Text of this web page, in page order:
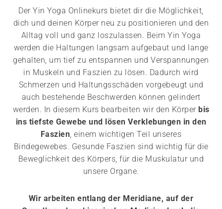
Der Yin Yoga Onlinekurs bietet dir die Möglichkeit,
dich und deinen Körper neu zu positionieren und den
Alltag voll und ganz loszulassen. Beim Yin Yoga
werden die Haltungen langsam aufgebaut und lange
gehalten, um tief zu entspannen und Verspannungen
in Muskeln und Faszien zu lösen. Dadurch wird
Schmerzen und Haltungsschäden vorgebeugt und
auch bestehende Beschwerden können gelindert
werden. In diesem Kurs bearbeiten wir den Körper bis
ins tiefste Gewebe und lösen Verklebungen in den
Faszien, einem wichtigen Teil unseres
Bindegewebes. Gesunde Faszien sind wichtig für die
Beweglichkeit des Körpers, für die Muskulatur und
unsere Organe.
Wir arbeiten entlang der Meridiane, auf der